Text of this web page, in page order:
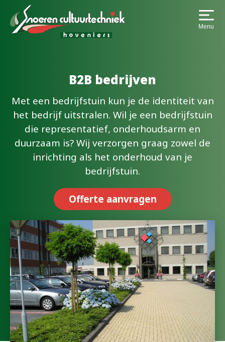
Menu
B2B bedrijven
Met een bedrijfstuin kun je de identiteit van
het bedrijf uitstralen. Wil je een bedrijfstuin
die representatief, onderhoudsarm en
duurzaam is? Wij verzorgen graag zowel de
inrichting als het onderhoud van je
bedrijfstuin.
Offerte aanvragen